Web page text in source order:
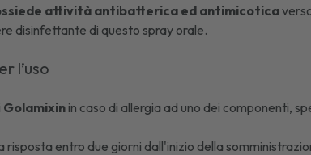
attività antibatterica ed antimicotica
disinfettante di questo spray orale.
l’uso
Golamixinin caso di allergia ad uno dei componenti,
risposta entro due giorni dall'inizio della